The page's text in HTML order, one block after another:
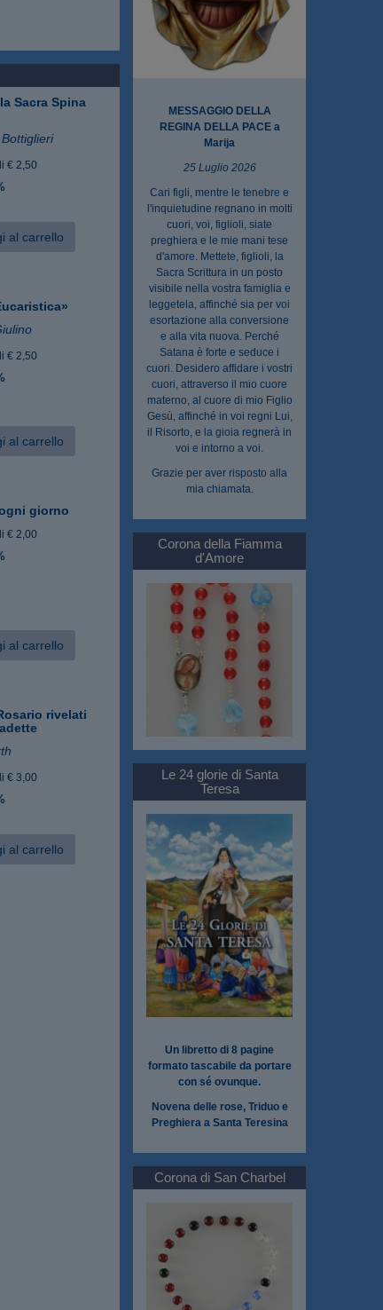
Sacra Spina
€ 2,50
al carrello
€ 2,50
al carrello
giorno
€ 2,00
al carrello
rivelati
€ 3,00
al carrello
MESSAGGIO DELLA
REGINA DELLA PACE a
Marija
25 Luglio 2026
Cari figli, mentre le tenebre e
l'inquietudine regnano in molti
cuori, voi, figlioli, siate
preghiera e le mie mani tese
d'amore. Mettete, figlioli, la
Sacra Scrittura in un posto
visibile nella vostra famiglia e
leggetela, affinché sia per voi
esortazione alla conversione
e alla vita nuova. Perché
Satana è forte e seduce i
cuori. Desidero affidare i vostri
cuori, attraverso il mio cuore
materno, al cuore di mio Figlio
Gesù, affinché in voi regni Lui,
il Risorto, e la gioia regnerà in
voi e intorno a voi.
Grazie per aver risposto alla
mia chiamata.
Corona della Fiamma
d'Amore
Le 24 glorie di Santa
Teresa
Un libretto di 8 pagine
formato tascabile da portare
con sé ovunque.
Novena delle rose, Triduo e
Preghiera a Santa Teresina
Corona di San Charbel